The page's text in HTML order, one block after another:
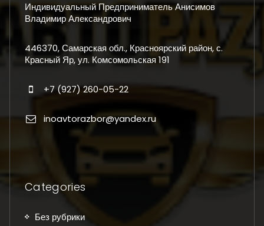
Индивидуальный Предприниматель Анисимов
Владимир Александрович
446370, Самарская обл., Красноярский район, с.
Красный Яр, ул. Комсомольская 191
+7 (927) 260-05-22
inoavtorazbor@yandex.ru
Categories
Без рубрики